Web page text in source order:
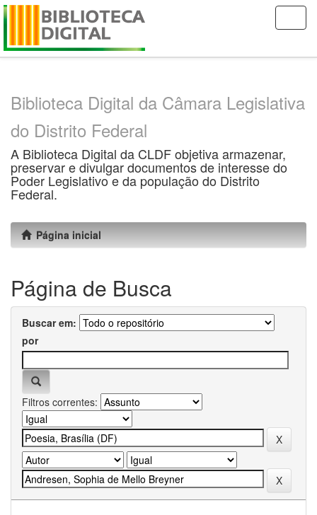
Skip
Biblioteca Digital da Câmara Legislativa
do Distrito Federal
A Biblioteca Digital da CLDF objetiva armazenar,
preservar e divulgar documentos de interesse do
Poder Legislativo e da população do Distrito
Federal.
Página inicial
Página de Busca
Buscar em:
por
Filtros correntes: